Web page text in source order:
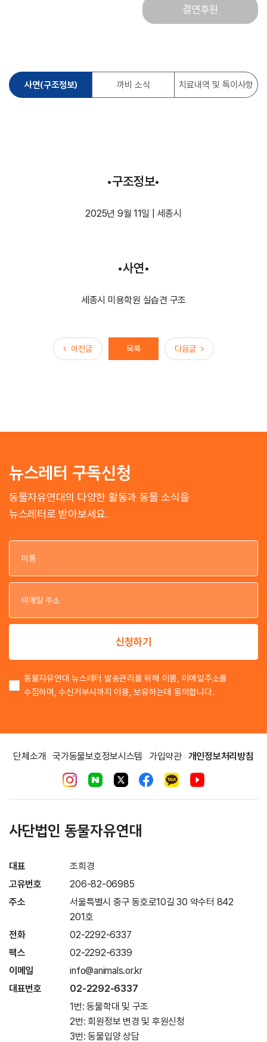
결연후원
사연(구조정보) 까비 소식 치료내역 및 특이사항
•구조정보•
2025년 9월 11일 | 세종시
•사연•
세종시 미용학원 실습견 구조
이전글이전글 목록 다음글 다음글
뉴스레터 구독신청
동물자유연대의 다양한 활동과 동물 소식을
뉴스레터로 받아보세요.
이
이
신청하기
동물자유연대 뉴스레터 발송관리를 위해 이름, 이메일주소를
수집하며, 수신거부시까지 이용, 보유하는데 동의합니다.
단체소개 국가동물보호정보시스템 가입약관 개인정보처리방침
사단법인 동물자유연대
대표
조희경
고유번호
206-82-06985
주소
서울특별시 중구 동호로10길 30 약수터 842
201호
전화
02-2292-6337
팩스
02-2292-6339
이메일
info@animals.or.kr
대표번호
02-2292-6337
1번: 동물학대 및 구조
2번: 회원정보 변경 및 후원신청
3번: 동물입양 상담